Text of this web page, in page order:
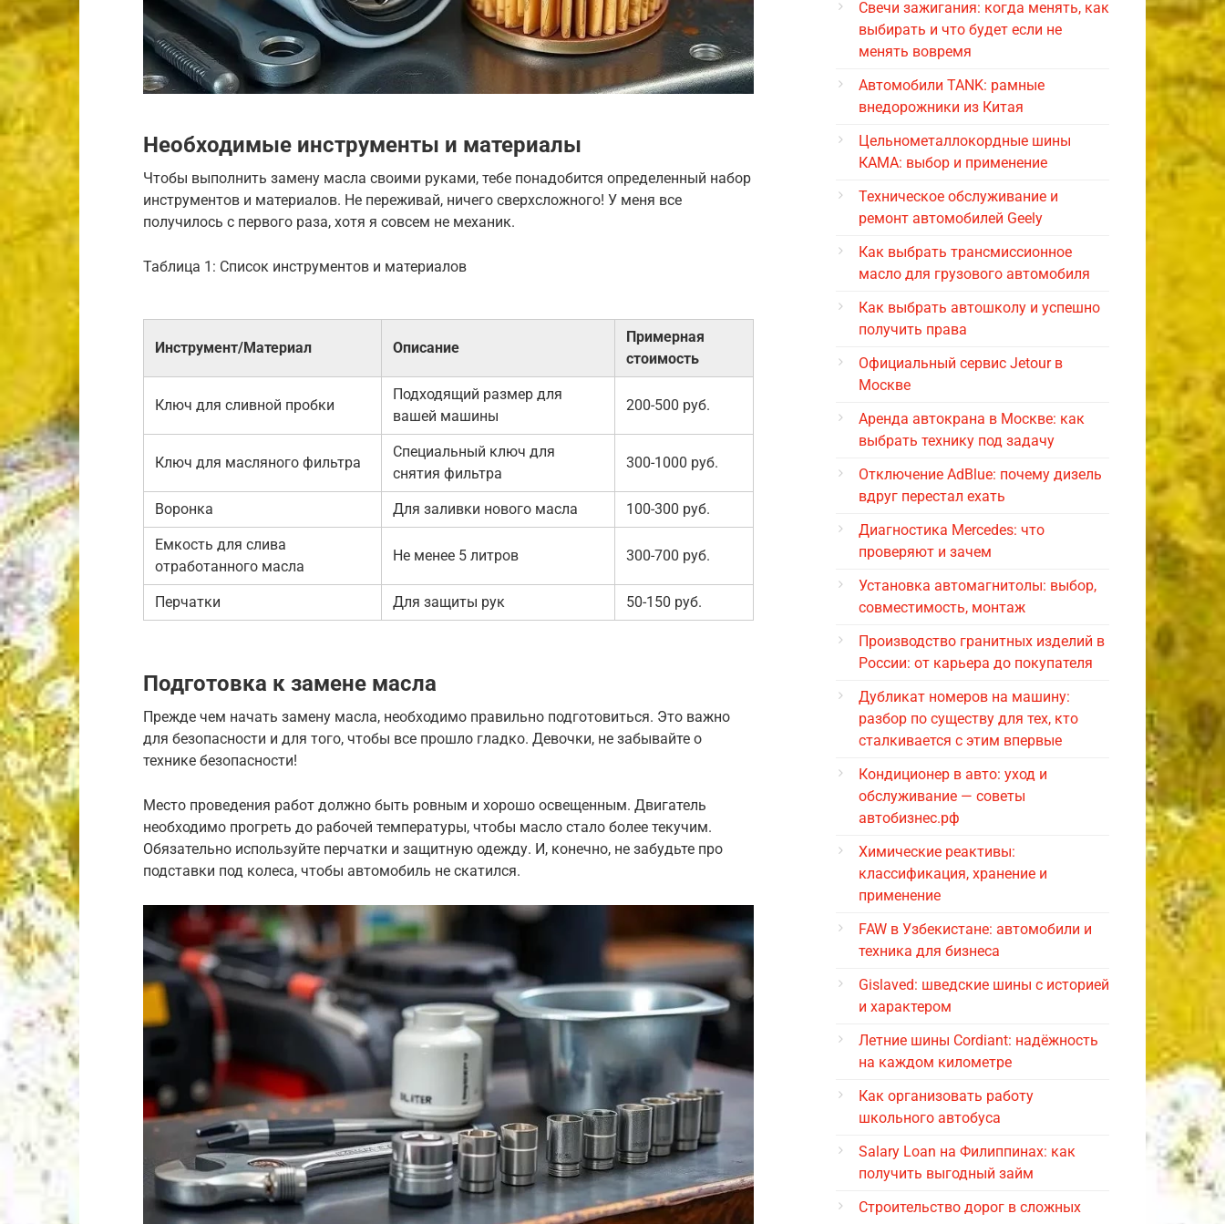
Необходимые инструменты и материалы
Чтобы выполнить замену масла своими руками, тебе понадобится определенный набор
инструментов и материалов. Не переживай, ничего сверхсложного! У меня все
получилось с первого раза, хотя я совсем не механик.
Таблица 1: Список инструментов и материалов
Инструмент/Материал Описание
Примерная
стоимость
Ключ для сливной пробки
Подходящий размер для
вашей машины
200-500 руб.
Ключ для масляного фильтра
Специальный ключ для
снятия фильтра
300-1000 руб.
Воронка Для заливки нового масла 100-300 руб.
Емкость для слива
отработанного масла
Не менее 5 литров 300-700 руб.
Перчатки Для защиты рук 50-150 руб.
Подготовка к замене масла
Прежде чем начать замену масла, необходимо правильно подготовиться. Это важно
для безопасности и для того, чтобы все прошло гладко. Девочки, не забывайте о
технике безопасности!
Место проведения работ должно быть ровным и хорошо освещенным. Двигатель
необходимо прогреть до рабочей температуры, чтобы масло стало более текучим.
Обязательно используйте перчатки и защитную одежду. И, конечно, не забудьте про
подставки под колеса, чтобы автомобиль не скатился.
Свечи зажигания: когда менять, как
выбирать и что будет если не
менять вовремя
Автомобили TANK: рамные
внедорожники из Китая
Цельнометаллокордные шины
КАМА: выбор и применение
Техническое обслуживание и
ремонт автомобилей Geely
Как выбрать трансмиссионное
масло для грузового автомобиля
Как выбрать автошколу и успешно
получить права
Официальный сервис Jetour в
Москве
Аренда автокрана в Москве: как
выбрать технику под задачу
Отключение AdBlue: почему дизель
вдруг перестал ехать
Диагностика Mercedes: что
проверяют и зачем
Установка автомагнитолы: выбор,
совместимость, монтаж
Производство гранитных изделий в
России: от карьера до покупателя
Дубликат номеров на машину:
разбор по существу для тех, кто
сталкивается с этим впервые
Кондиционер в авто: уход и
обслуживание — советы
автобизнес.рф
Химические реактивы:
классификация, хранение и
применение
FAW в Узбекистане: автомобили и
техника для бизнеса
Gislaved: шведские шины с историей
и характером
Летние шины Cordiant: надёжность
на каждом километре
Как организовать работу
школьного автобуса
Salary Loan на Филиппинах: как
получить выгодный займ
Строительство дорог в сложных